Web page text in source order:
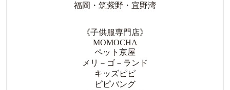
福岡・筑紫野・宜野湾
《子供服専門店》
MOMOCHA
ペット京屋
メリ－ゴ－ランド
キッズピピ
ピピバング